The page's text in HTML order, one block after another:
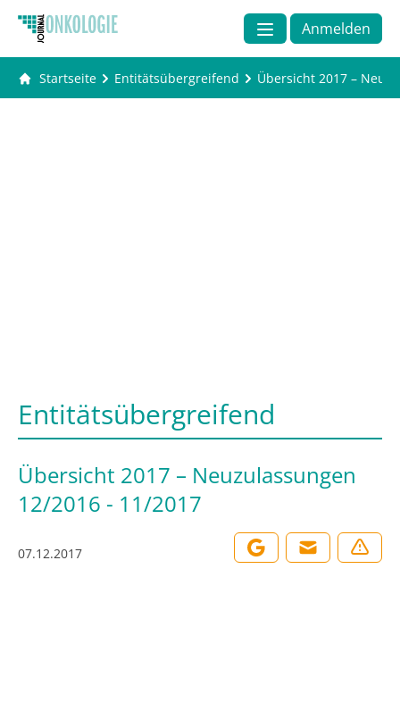
Anmelden
Startseite Entitätsübergreifend Übersicht 2017 –
Entitätsübergreifend
Übersicht 2017 – Neuzulassungen
12/2016 - 11/2017
07.12.2017